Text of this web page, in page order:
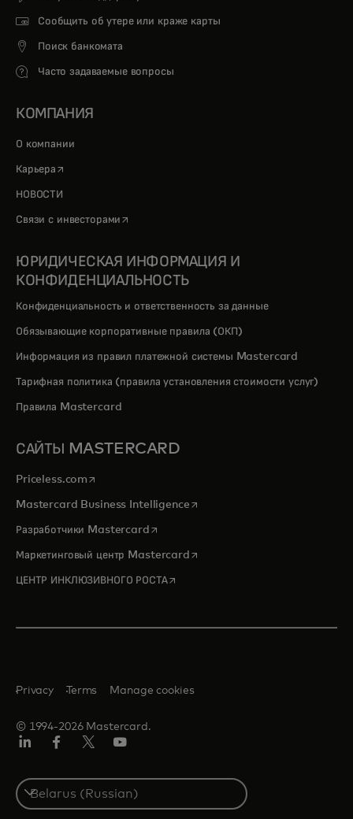
Сообщить об утере или краже карты
Поиск банкомата
Часто задаваемые вопросы
КОМПАНИЯ
О компании
Карьера opens in a new tab
НОВОСТИ
Связи с инвесторами opens in a new tab
ЮРИДИЧЕСКАЯ ИНФОРМАЦИЯ И
КОНФИДЕНЦИАЛЬНОСТЬ
Конфиденциальность и ответственность за данные
Обязывающие корпоративные правила (ОКП)
Информация из правил платежной системы Mastercard
Тарифная политика (правила установления стоимости услуг)
Правила Mastercard
САЙТЫ MASTERCARD
Priceless.com opens in a new tab
Mastercard Business Intelligenceopens in a new tab
Разработчики Mastercardopens in a new tab
Маркетинговый центр Mastercardopens in a new tab
ЦЕНТР ИНКЛЮЗИВНОГО РОСТАopens in a new tab
© 1994-2026 Mastercard.
Privacy Terms Manage cookies
Select
a
country
Twitter)